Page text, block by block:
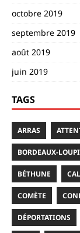
octobre 2019
septembre 2019
août 2019
juin 2019
TAGS
ARRAS
BORDEAUX-
BÉTHUNE
COMÈTE
DÉPORTATIONS